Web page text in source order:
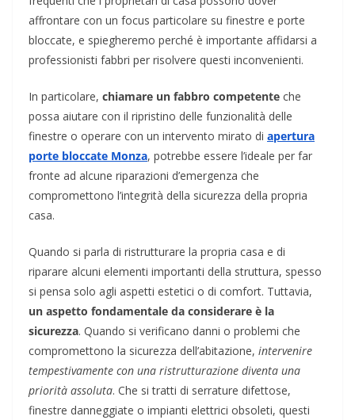
affrontare con un focus particolare su finestre e porte
bloccate, e spiegheremo perché è importante affidarsi a
professionisti fabbri per risolvere questi inconvenienti.
In particolare, chiamare un fabbro competente che
possa aiutare con il ripristino delle funzionalità delle
finestre o operare con un intervento mirato di apertura
porte bloccate Monza, potrebbe essere l’ideale per far
fronte ad alcune riparazioni d’emergenza che
compromettono l’integrità della sicurezza della propria
casa.
Quando si parla di ristrutturare la propria casa e di
riparare alcuni elementi importanti della struttura, spesso
si pensa solo agli aspetti estetici o di comfort. Tuttavia,
un aspetto fondamentale da considerare è la
sicurezza. Quando si verificano danni o problemi che
compromettono la sicurezza dell’abitazione, intervenire
tempestivamente con una ristrutturazione diventa una
priorità assoluta. Che si tratti di serrature difettose,
finestre danneggiate o impianti elettrici obsoleti, questi